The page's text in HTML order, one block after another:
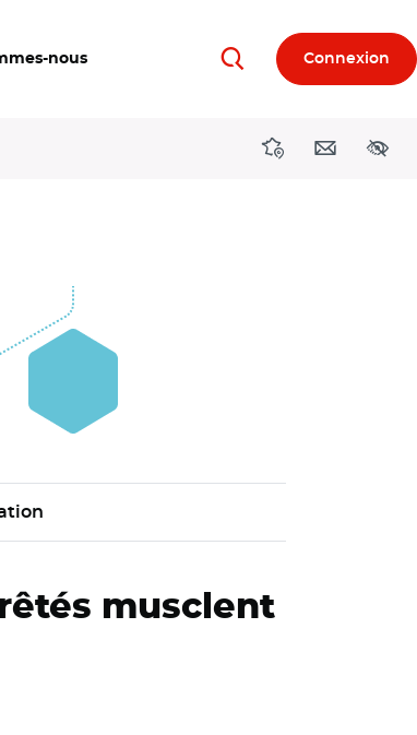
nous RechercherConnexion
DirectionsContact
musclent